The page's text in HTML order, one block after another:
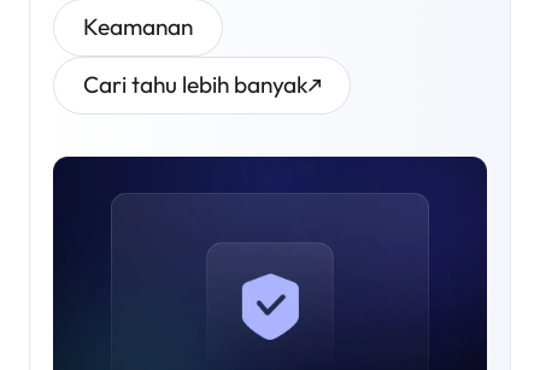
Keamanan
Cari tahu lebih banyak